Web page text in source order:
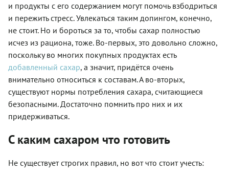
и продукты с его содержанием могут помочь взбодриться
и пережить стресс. Увлекаться таким допингом, конечно,
не стоит. Но и бороться за то, чтобы сахар полностью
исчез из рациона, тоже. Во-первых, это довольно сложно,
поскольку во многих покупных продуктах есть
добавленный сахар, а значит, придётся очень
внимательно относиться к составам. А во-вторых,
существуют нормы потребления сахара, считающиеся
безопасными. Достаточно помнить про них и их
придерживаться.
С каким сахаром что готовить
Не существует строгих правил, но вот что стоит учесть: